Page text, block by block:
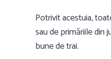
Potrivit acestuia,
sau de primăriile din
bune de trai.